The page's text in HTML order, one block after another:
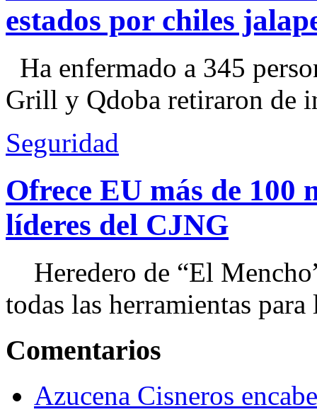
estados por chiles
Ha enfermado a 345
Grill y Qdoba retiraron de
Seguridad
Ofrece EU más de 100
líderes del CJNG
Heredero de “El
todas las herramientas
Comentarios
Azucena Cisneros